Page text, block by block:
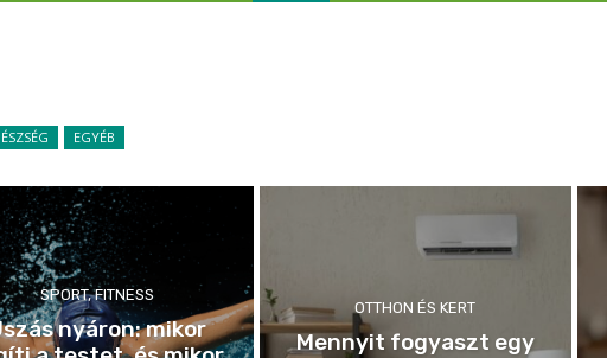
EGYÉB
SPORT, FITNESS
nyáron: mikor
OTTHON ÉS KERT
Mennyit fogyaszt egy